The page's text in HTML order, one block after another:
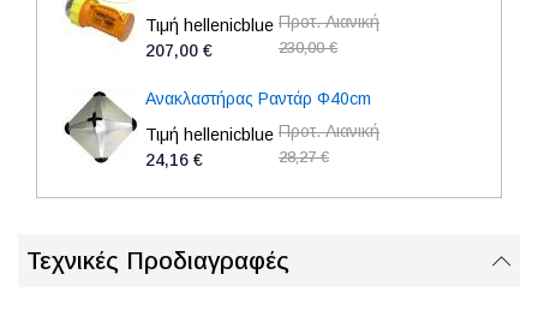
Τιμή hellenicblue
207,00 €
Προτ. Λιανική
230,00 €
Ανακλαστήρας Ραντάρ Φ40cm
Τιμή hellenicblue
24,16 €
Προτ. Λιανική
28,27 €
Τεχνικές Προδιαγραφές